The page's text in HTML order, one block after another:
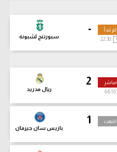
-
سبورتنج لشبونة
لم تبدأ
2
ريال مدريد
مباشر
66:57
1
باريس سان جيرمان
انتهت